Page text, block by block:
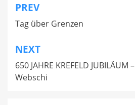
Beitragsnavigation
PREV
Tag über Grenzen
NEXT
650 JAHRE KREFELD
Webschi